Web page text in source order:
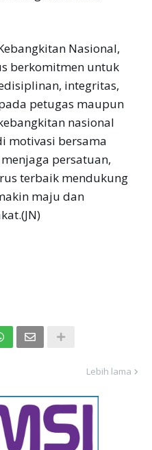
Nasional,
berkomitmen untuk
integritas,
petugas maupun
nasional
motivasi bersama
persatuan,
terbaik mendukung
maju dan
Lebih lama